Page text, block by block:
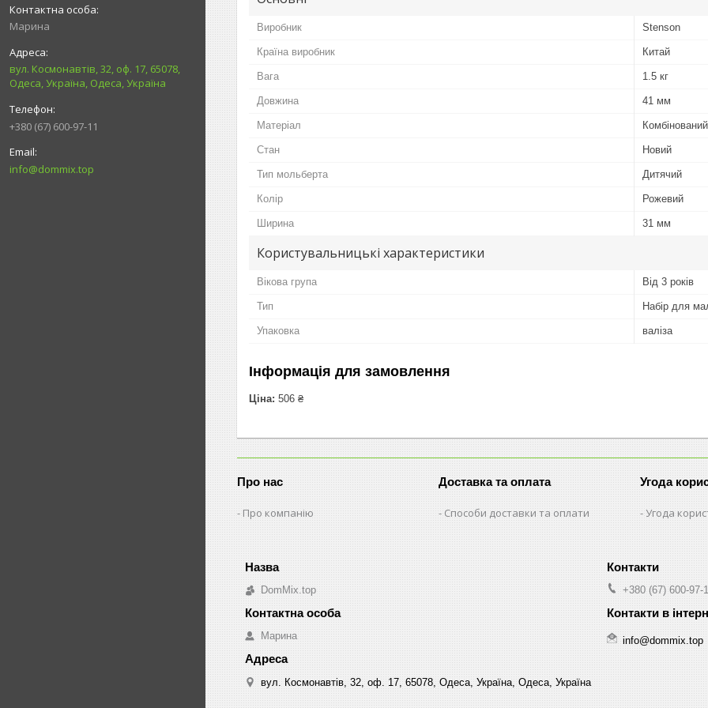
Марина
вул. Космонавтів, 32, оф. 17, 65078,
Одеса, Україна, Одеса, Україна
+380 (67) 600-97-11
info@dommix.top
Виробник Stenson
Країна виробник Китай
Вага 1.5 кг
Довжина 41 мм
Матеріал Комбінований
Стан Новий
Тип мольберта Дитячий
Колір Рожевий
Ширина 31 мм
Користувальницькі характеристики
Вікова група Від 3 років
Тип Набір для
Упаковка валіза
Інформація для замовлення
Ціна: 506 ₴
Про нас
Про компанію
Доставка та оплата
Способи доставки та оплати
Угода
Угода
DomMix.top
Марина
вул. Космонавтів, 32, оф. 17, 65078, Одеса, Україна, Одеса, Україна
+380 (67) 600-97-
info@dommix.top